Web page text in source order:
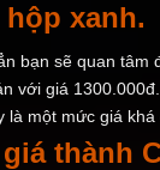
xanh.
bạn sẽ quan
với giá
một mức giá
thành